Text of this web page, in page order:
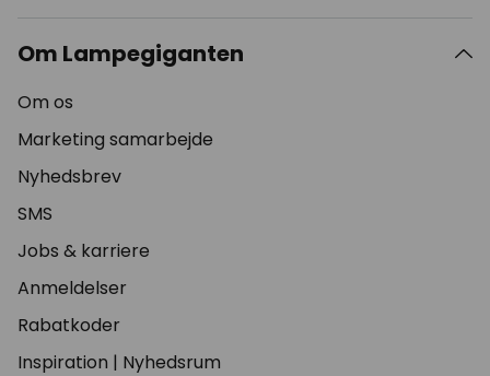
Om Lampegiganten
Om os
Marketing samarbejde
Nyhedsbrev
SMS
Jobs & karriere
Anmeldelser
Rabatkoder
Inspiration | Nyhedsrum